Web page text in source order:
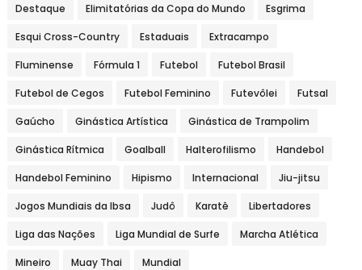
Destaque Elimitatórias da Copa do Mundo Esgrima
Esqui Cross-Country Estaduais Extracampo
Fluminense Fórmula 1 Futebol Futebol Brasil
Futebol de Cegos Futebol Feminino Futevôlei Futsal
Gaúcho Ginástica Artística Ginástica de Trampolim
Ginástica Rítmica Goalball Halterofilismo Handebol
Handebol Feminino Hipismo Internacional Jiu-jitsu
Jogos Mundiais da Ibsa Judô Karatê Libertadores
Liga das Nações Liga Mundial de Surfe Marcha Atlética
Mineiro Muay Thai Mundial